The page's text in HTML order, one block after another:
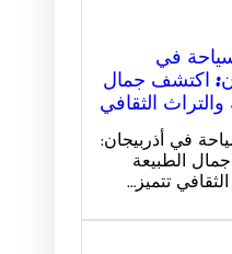
في
اكتشف جمال
الثقافي
في أذربيجان:
الطبيعة
تتميز…